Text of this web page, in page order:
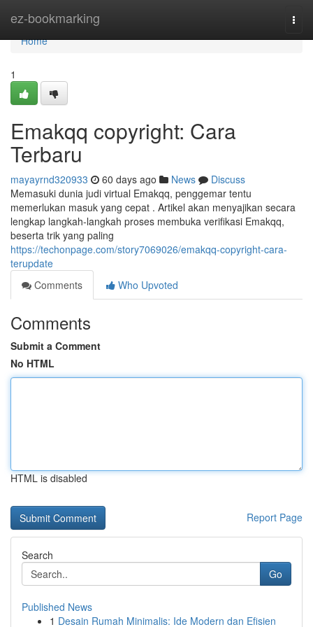
ez-bookmarking
Home
Home
1
Emakqq copyright: Cara
Terbaru
mayayrnd320933 60 days ago News
Discuss
Memasuki dunia judi virtual Emakqq, penggemar tentu
memerlukan masuk yang cepat . Artikel akan menyajikan secara
lengkap langkah-langkah proses membuka verifikasi Emakqq,
beserta trik yang paling
https://techonpage.com/story7069026/emakqq-copyright-cara-
terupdate
Comments
Who Upvoted
Comments
Submit a Comment
No HTML
HTML is disabled
Report Page
Search
Go
Published News
1 Desain Rumah Minimalis: Ide Modern dan Efisien